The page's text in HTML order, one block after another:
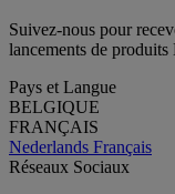
Suivez-nous pour
lancements de produits
Pays et Langue
BELGIQUE
FRANÇAIS
Nederlands Français
Réseaux Sociaux